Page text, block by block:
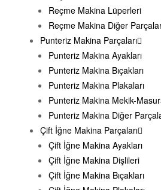
Reçme Makina Lüperleri
Reçme Makina Diğer
Punteriz Makina Parçaları
Punteriz Makina Ayakları
Punteriz Makina Bıçakları
Punteriz Makina Plakaları
Punteriz Makina Mekik-
Punteriz Makina Diğer
Çift İğne Makina Parçaları
Çift İğne Makina Ayakları
Çift İğne Makina Dişlileri
Çift İğne Makina Bıçakları